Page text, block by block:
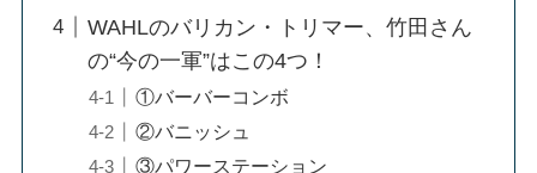
WAHLのバリカン・トリマー、竹田さん
の“今の一軍”はこの4つ！
①バーバーコンボ
②バニッシュ
③パワーステーション